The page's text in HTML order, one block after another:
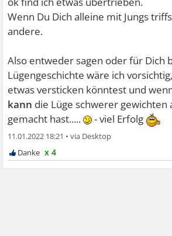
Wenn Du Dich alleine mit Jungs
andere.
Also entweder sagen oder für Dich
Lügengeschichte wäre ich
etwas versticken könntest und
kann die Lüge schwerer gewichten
gemacht hast.....
- viel Erfolg
11.01.2022 18:21 •
x 4